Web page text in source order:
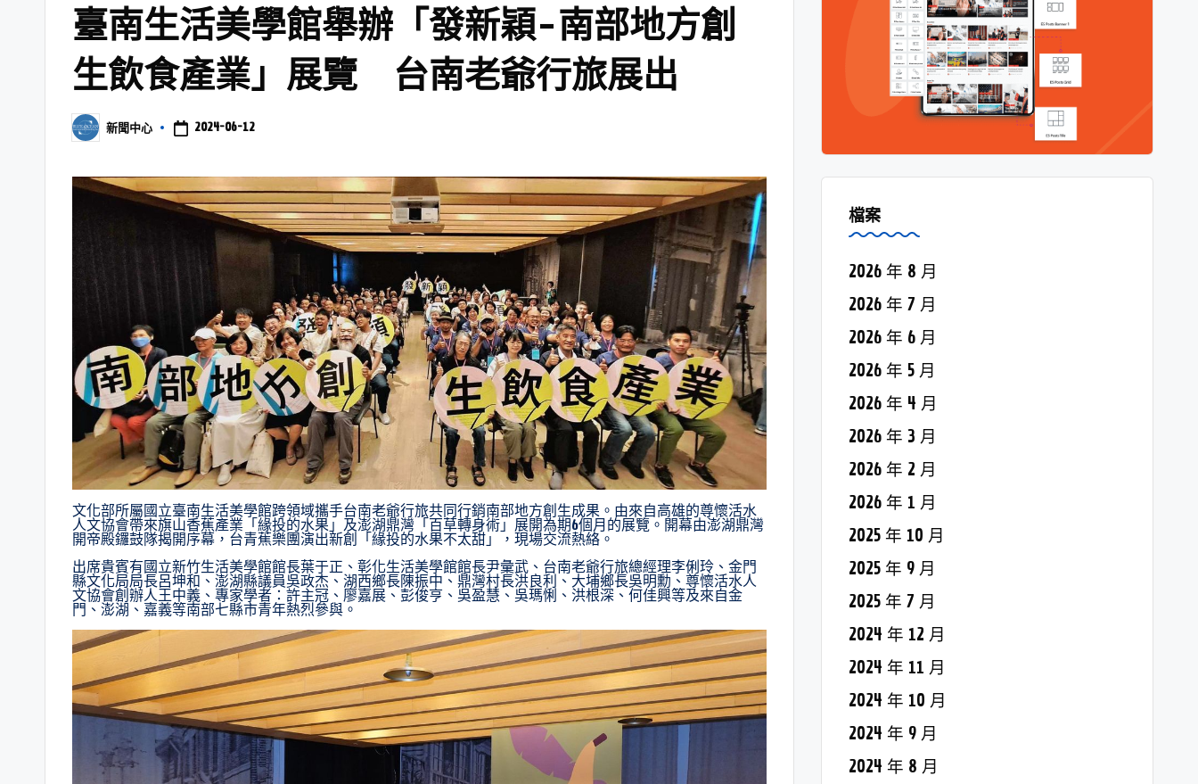
臺南生活美學館舉辦「發新穎-南部地方創
生飲食產業」展覽 台南老爺行旅展出
新聞中心 2024-06-12
文化部所屬國立臺南生活美學館跨領域攜手台南老爺行旅共同行銷南部地方創生成果。由來自高雄的尊懷活水
人文協會帶來旗山香蕉產業「緣投的水果」及澎湖鼎灣「百草轉身術」展開為期6個月的展覽。開幕由澎湖鼎灣
開帝殿鑼鼓隊揭開序幕，台青蕉樂團演出新創「緣投的水果不太甜」，現場交流熱絡。
出席貴賓有國立新竹生活美學館館長葉于正、彰化生活美學館館長尹彙武、台南老爺行旅總經理李俐玲、金門
縣文化局局長呂坤和、澎湖縣議員吳政杰、湖西鄉長陳振中、鼎灣村長洪良利、大埔鄉長吳明勳、尊懷活水人
文協會創辦人王中義、專家學者：許主冠、廖嘉展、彭俊亨、吳盈慧、吳瑪悧、洪根深、何佳興等及來自金
門、澎湖、嘉義等南部七縣市青年熱烈參與。
檔案
2026 年 8 月
2026 年 7 月
2026 年 6 月
2026 年 5 月
2026 年 4 月
2026 年 3 月
2026 年 2 月
2026 年 1 月
2025 年 10 月
2025 年 9 月
2025 年 7 月
2024 年 12 月
2024 年 11 月
2024 年 10 月
2024 年 9 月
2024 年 8 月